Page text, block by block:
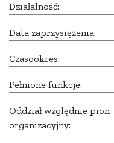
Działalność:
Data zaprzysiężenia:
Czasookres:
Pełnione funkcje:
Oddział względnie pion
organizacyjny: